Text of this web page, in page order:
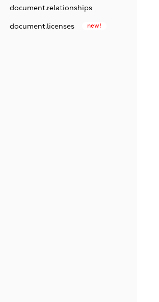
document.relationships
document.licenses new!